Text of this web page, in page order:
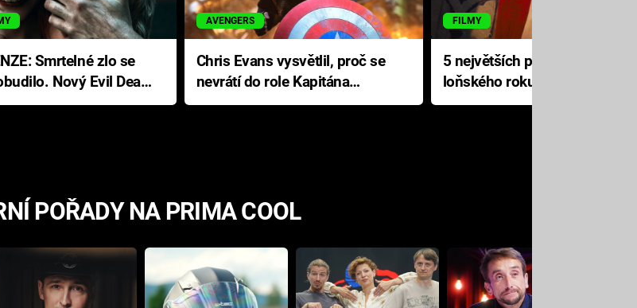
Nový Evil Dead
s neodolatelnou
AVENGERS
Chris Evans vysvětlil, proč se
nevrátí do role Kapitána
Ameriky
FILMY
5 největších propadáků
loňského roku: Disney na
jediné katastrofě prodělal 200
POŘADY NA PRIMA COOL